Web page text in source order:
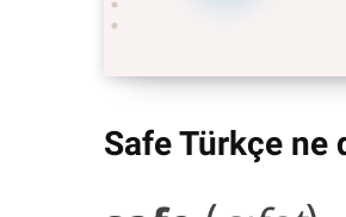
SafeTürkçe ne